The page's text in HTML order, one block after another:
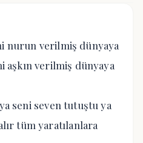
nurun verilmiş dünyaya
aşkın verilmiş dünyaya
seni seven tutuştu ya
tüm yaratılanlara